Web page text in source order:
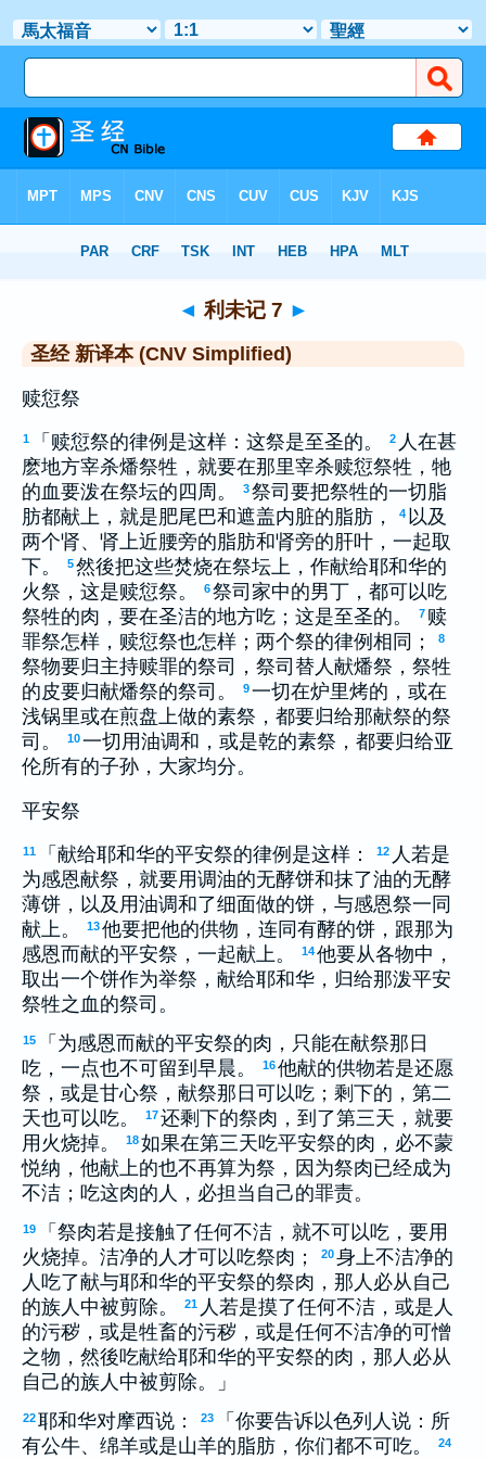
> 利未记 7
◄ 利未记 7 ►
圣经 新译本 (CNV Simplified)
赎愆祭
1 「赎愆祭的律例是这样：这祭是至圣的。 2 人在甚
麽地方宰杀燔祭牲，就要在那里宰杀赎愆祭牲，牠
的血要泼在祭坛的四周。
3祭司要把祭牲的一切脂
肪都献上，就是肥尾巴和遮盖内脏的脂肪，
4 以及
两个肾、肾上近腰旁的脂肪和肾旁的肝叶，一起取
下。
5然後把这些焚烧在祭坛上，作献给耶和华的
火祭，这是赎愆祭。
6祭司家中的男丁，都可以吃
祭牲的肉，要在圣洁的地方吃；这是至圣的。
7 赎
罪祭怎样，赎愆祭也怎样；两个祭的律例相同；
8
祭物要归主持赎罪的祭司，祭司替人献燔祭，祭牲
的皮要归献燔祭的祭司。
9一切在炉里烤的，或在
浅锅里或在煎盘上做的素祭，都要归给那献祭的祭
司。
10一切用油调和，或是乾的素祭，都要归给亚
伦所有的子孙，大家均分。
平安祭
11 「献给耶和华的平安祭的律例是这样： 12 人若是
为感恩献祭，就要用调油的无酵饼和抹了油的无酵
薄饼，以及用油调和了细面做的饼，与感恩祭一同
献上。
13他要把他的供物，连同有酵的饼，跟那为
感恩而献的平安祭，一起献上。
14他要从各物中，
取出一个饼作为举祭，献给耶和华，归给那泼平安
祭牲之血的祭司。
15
「为感恩而献的平安祭的肉，只能在献祭那日
吃，一点也不可留到早晨。
16他献的供物若是还愿
祭，或是甘心祭，献祭那日可以吃；剩下的，第二
天也可以吃。
17还剩下的祭肉，到了第三天，就要
用火烧掉。
18如果在第三天吃平安祭的肉，必不蒙
悦纳，他献上的也不再算为祭，因为祭肉已经成为
不洁；吃这肉的人，必担当自己的罪责。
19
「祭肉若是接触了任何不洁，就不可以吃，要用
火烧掉。洁净的人才可以吃祭肉；
20身上不洁净的
人吃了献与耶和华的平安祭的祭肉，那人必从自己
的族人中被剪除。
21 人若是摸了任何不洁，或是人
的污秽，或是牲畜的污秽，或是任何不洁净的可憎
之物，然後吃献给耶和华的平安祭的肉，那人必从
自己的族人中被剪除。」
22耶和华对摩西说： 23
「你要告诉以色列人说：所
有公牛、绵羊或是山羊的脂肪，你们都不可吃。
24